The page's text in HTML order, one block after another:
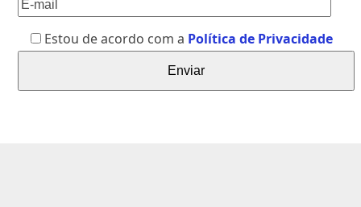
Estou de acordo com a Política de Privacidade